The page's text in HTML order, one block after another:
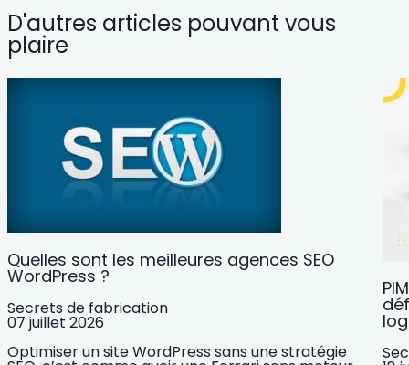
D'autres articles pouvant vous
plaire
Quelles sont les meilleures agences SEO
WordPress ?
Secrets de fabrication
07 juillet 2026
Optimiser un site WordPress sans une stratégie